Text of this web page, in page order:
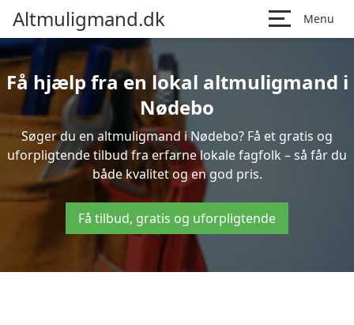
Altmuligmand.dk Menu
Få hjælp fra en lokal altmuligmand i
Nødebo
Søger du en altmuligmand i Nødebo? Få et gratis og
uforpligtende tilbud fra erfarne lokale fagfolk – så får du
både kvalitet og en god pris.
Få tilbud, gratis og uforpligtende